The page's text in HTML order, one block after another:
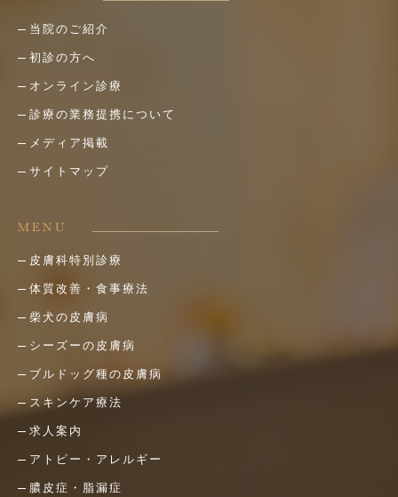
当院のご紹介
初診の方へ
オンライン診療
診療の業務提携について
メディア掲載
サイトマップ
MENU
皮膚科特別診療
体質改善・食事療法
柴犬の皮膚病
シーズーの皮膚病
ブルドッグ種の皮膚病
スキンケア療法
求人案内
アトピー・アレルギー
膿皮症・脂漏症